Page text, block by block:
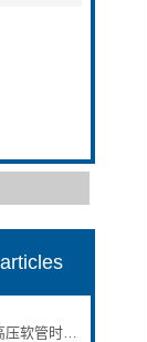
在选择和使用SPIRSTAR高压软管时需要注意以下几点